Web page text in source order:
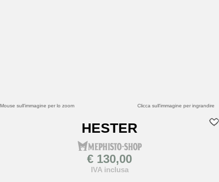
Mouse sull'immagine per lo zoom Clicca sull'immagine per ingrandire
HESTER
€ 130,00
IVA inclusa